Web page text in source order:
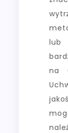
lub
na